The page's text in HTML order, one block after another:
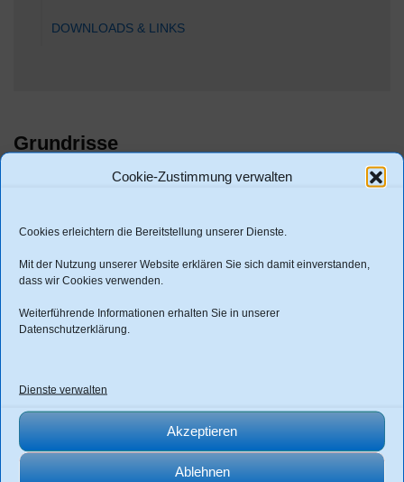
Cookie-Zustimmung verwalten
Cookies erleichtern die Bereitstellung unserer Dienste.
Mit der Nutzung unserer Website erklären Sie sich damit einverstanden,
dass wir Cookies verwenden.
Weiterführende Informationen erhalten Sie in unserer
Datenschutzerklärung
Dienste verwalten
Akzeptieren
Ablehnen
DOWNLOADS & LINKS
Grundrisse
❮ ❯
Dein Kontakt bei uns